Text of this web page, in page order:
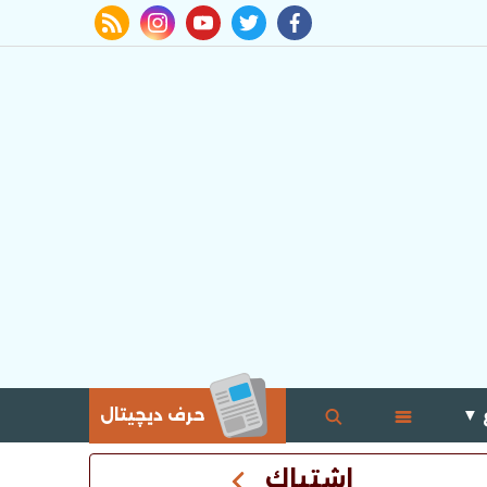
facebook
twitter
youtube
instagram
rss feed
▼ حرف ديچيتال
اشتباك